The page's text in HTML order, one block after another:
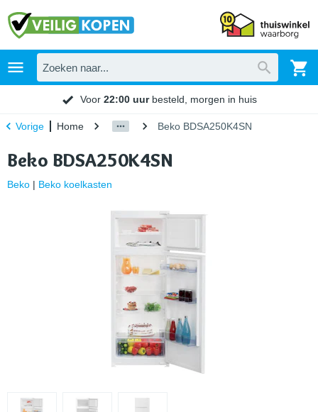
Voor 22:00 uurbesteld, morgen in huis
Vorige Home Beko BDSA250K4SN
Beko BDSA250K4SN
Beko | Beko koelkasten